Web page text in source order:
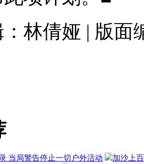
林倩娅 | 版面
当局警告停止一切户外活动
加沙上